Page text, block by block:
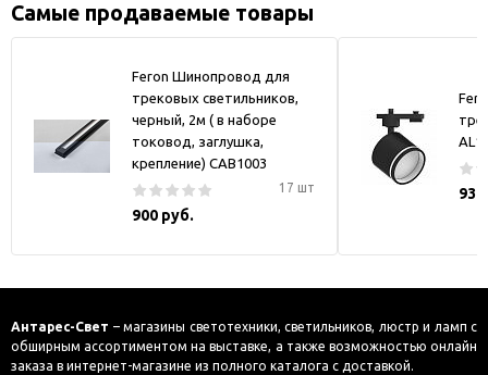
Самые продаваемые товары
Feron Шинопровод для
трековых светильников,
черный, 2м ( в наборе
токовод, заглушка,
крепление) CAB1003
17 шт
900 руб.
Антарес-Свет – магазины светотехники, светильников, люстр и ламп с
обширным ассортиментом на выставке, а также возможностью онлайн
заказа в интернет-магазине из полного каталога с доставкой.